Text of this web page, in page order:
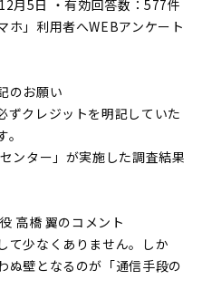
月5日 ・有効回答数：577件
ホ」利用者へWEBアンケート
のお願い
クレジットを明記していた
ンター」が実施した調査結果
高橋 翼のコメント
て少なくありません。しか
ぬ壁となるのが「通信手段の